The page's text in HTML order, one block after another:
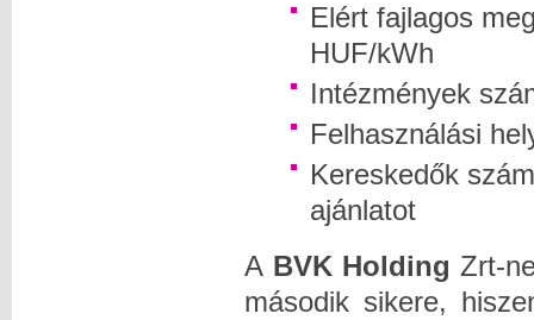
Elért fajlagos
HUF/kWh
Intézmények
Felhasználási
Kereskedők
ajánlatot
A BVK Holding Zrt-
második sikere,